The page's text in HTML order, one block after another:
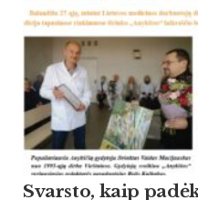
Svarsto, kaip